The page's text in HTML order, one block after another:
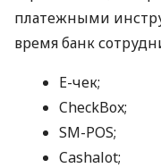
платежными
время банк
E-чек;
CheckBox;
SM-POS;
Cashalot;